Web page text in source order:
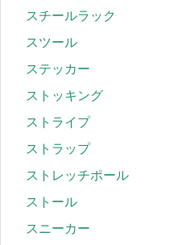
スチールラック
スツール
ステッカー
ストッキング
ストライプ
ストラップ
ストレッチポール
ストール
スニーカー